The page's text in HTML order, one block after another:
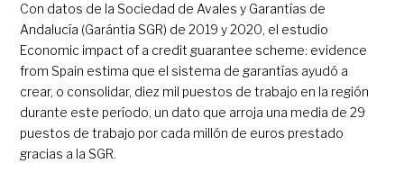
Con datos de la Sociedad de Avales y Garantías de
Andalucía (Garántia SGR) de 2019 y 2020, el estudio
Economic impact of a credit guarantee scheme: evidence
from Spain estima que el sistema de garantías ayudó a
crear, o consolidar, diez mil puestos de trabajo en la región
durante este período, un dato que arroja una media de 29
puestos de trabajo por cada millón de euros prestado
gracias a la SGR.